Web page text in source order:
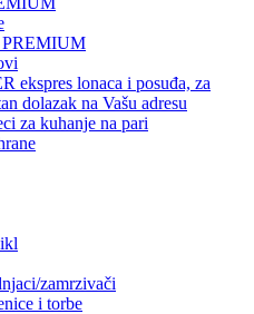
ekspres lonaca i posuđa, za
dolazak na Vašu adresu
za kuhanje na pari
zamrzivači
i torbe